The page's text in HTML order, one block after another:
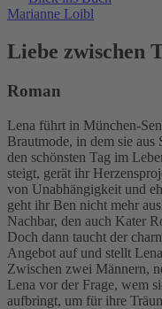
Marianne Loibl
Liebe zwischen
Roman
Lena führt in München-
Brautmode, in dem sie
den schönsten Tag im
steigt, gerät ihr
von Unabhängigkeit und
geht ihr Ben nicht mehr
Nachbar, den auch Kater
Doch dann taucht der
Angebot auf und stellt
Zwischen zwei Männern,
Lena vor der Frage, wem
aufbringt, um für ihre